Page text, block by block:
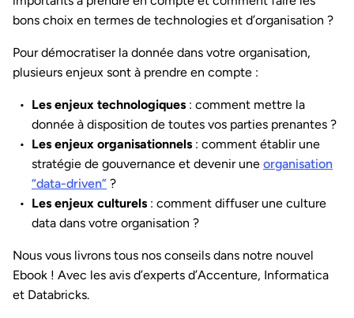
bons choix en termes de technologies et d’organisation ?
Pour démocratiser la donnée dans votre organisation,
plusieurs enjeux sont à prendre en compte :
Les enjeux technologiques : comment mettre la
donnée à disposition de toutes vos parties prenantes ?
Les enjeux organisationnels : comment établir une
stratégie de gouvernance et devenir une organisation
“data-driven” ?
Les enjeux culturels : comment diffuser une culture
data dans votre organisation ?
Nous vous livrons tous nos conseils dans notre nouvel
Ebook ! Avec les avis d’experts d’Accenture, Informatica
et Databricks.